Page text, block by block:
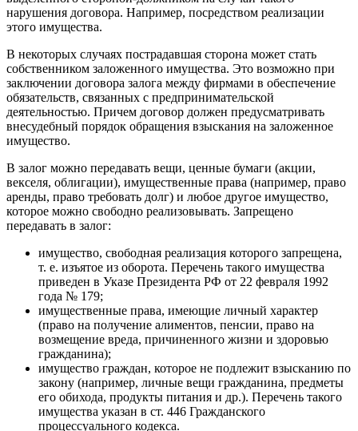
нарушения договора. Например, посредством реализации
этого имущества.
В некоторых случаях пострадавшая сторона может стать
собственником заложенного имущества. Это возможно при
заключении договора залога между фирмами в обеспечение
обязательств, связанных с предпринимательской
деятельностью. Причем договор должен предусматривать
внесудебный порядок обращения взыскания на заложенное
имущество.
В залог можно передавать вещи, ценные бумаги (акции,
векселя, облигации), имущественные права (например, право
аренды, право требовать долг) и любое другое имущество,
которое можно свободно реализовывать. Запрещено
передавать в залог:
имущество, свободная реализация которого запрещена,
т. е. изъятое из оборота. Перечень такого имущества
приведен в Указе Президента РФ от 22 февраля 1992
года № 179;
имущественные права, имеющие личный характер
(право на получение алиментов, пенсии, право на
возмещение вреда, причиненного жизни и здоровью
гражданина);
имущество граждан, которое не подлежит взысканию по
закону (например, личные вещи гражданина, предметы
его обихода, продукты питания и др.). Перечень такого
имущества указан в ст. 446 Гражданского
процессуального кодекса.